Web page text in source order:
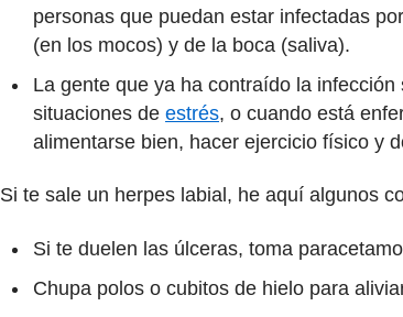
personas que puedan estar infectadas
(en los mocos) y de la boca (saliva).
La gente que ya ha contraído la
situaciones de estrés, o cuando está
alimentarse bien, hacer ejercicio físico y
Si te sale un herpes labial, he aquí algunos
Si te duelen las úlceras, toma
Chupa polos o cubitos de hielo para